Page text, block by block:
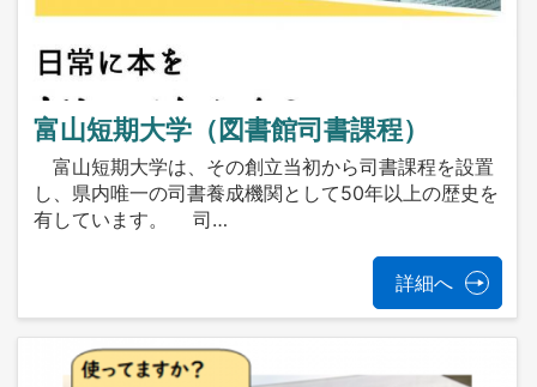
富山短期大学（図書館司書課程）
富山短期大学は、その創立当初から司書課程を設置
し、県内唯一の司書養成機関として50年以上の歴史を
有しています。 司…
詳細へ